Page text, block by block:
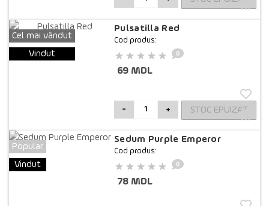
Cel mai vândut
Vindut
Pulsatilla Red
Cod produs:
0
69 MDL
- + STOC EPUIZAT
Popular
Vindut
Sedum Purple Emperor
Cod produs:
0
78 MDL